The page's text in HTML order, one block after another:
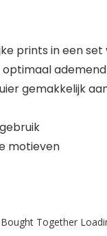
prints in een
gemakkelijk
motieven
Together